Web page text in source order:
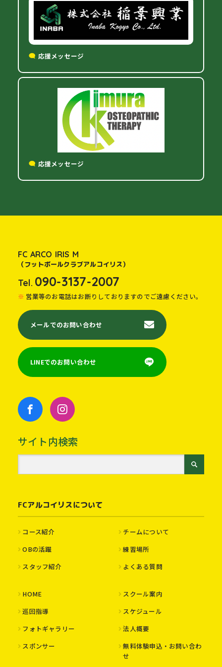
応援メッセージ
応援メッセージ
FC ARCO IRIS M
（フットボールクラブアルコイリス）
Tel. 090-3137-2007
営業等のお電話はお断りしておりますのでご遠慮ください。
メールでのお問い合わせ
LINEでのお問い合わせ
サイト内検索
FCアルコイリスについて
コース紹介
チームについて
OBの活躍
練習場所
スタッフ紹介
よくある質問
HOME
スクール案内
巡回指導
スケジュール
フォトギャラリー
法人概要
スポンサー
無料体験申込・お問い合わ
せ